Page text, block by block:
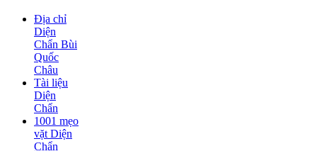
Địa chỉ
Diện
Chẩn Bùi
Quốc
Châu
Tài liệu
Diện
Chẩn
1001 mẹo
vặt Diện
Chẩn